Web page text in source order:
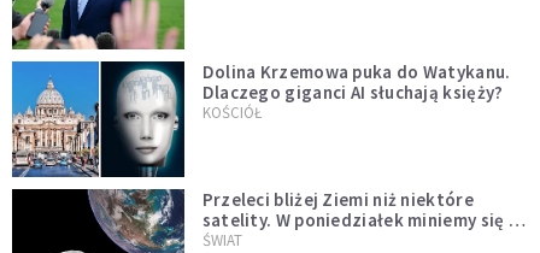
Dolina Krzemowa puka do Watykanu.
Dlaczego giganci AI słuchają księży?
KOŚCIÓŁ
Przeleci bliżej Ziemi niż niektóre
satelity. W poniedziałek miniemy się z
asteroidą, która poprzedzi znacznie
ŚWIAT